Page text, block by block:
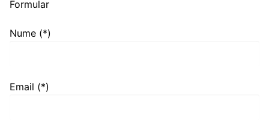
Formular
Nume (*)
Email (*)